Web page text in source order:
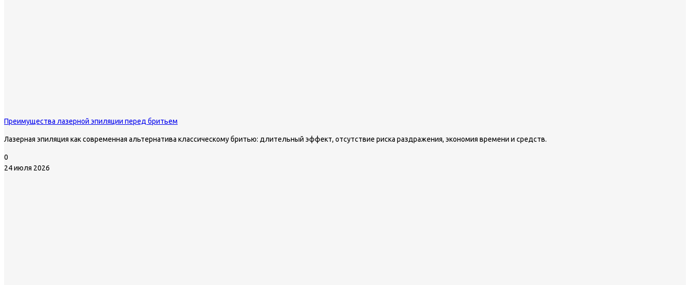
Преимущества лазерной эпиляции перед бритьем
Лазерная эпиляция как современная альтернатива классическому бритью: длительный эффект, отсутствие риска раздражения, экономия времени и средств.
0
24 июля 2026